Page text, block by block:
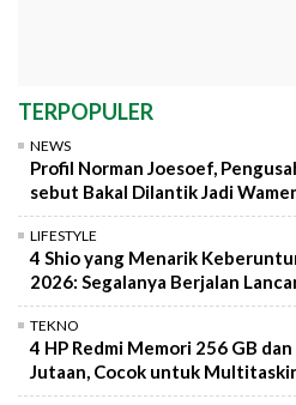
TERPOPULER
NEWS
Profil Norman Joesoef,
sebut Bakal Dilantik Jadi
LIFESTYLE
4 Shio yang Menarik
2026: Segalanya Berjalan
TEKNO
4 HP Redmi Memori 256 GB
Jutaan, Cocok untuk